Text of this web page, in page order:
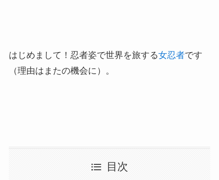
はじめまして！忍者姿で世界を旅する女忍者です
（理由はまたの機会に）。
目次